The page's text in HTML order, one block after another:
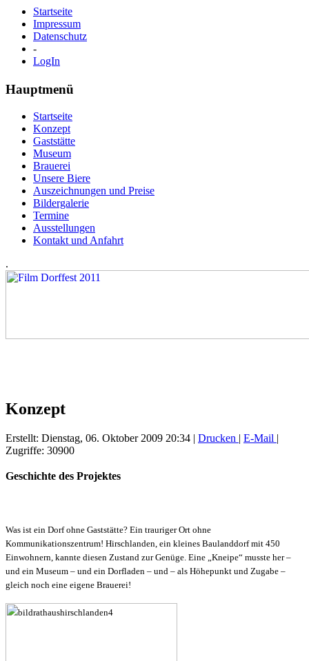
Startseite
Impressum
Datenschutz
-
LogIn
Hauptmenü
Startseite
Konzept
Gaststätte
Museum
Brauerei
Unsere Biere
Auszeichnungen und Preise
Bildergalerie
Termine
Ausstellungen
Kontakt und Anfahrt
.
Konzept
Erstellt: Dienstag, 06. Oktober 2009 20:34 | Drucken | E-Mail |
Zugriffe: 30900
Geschichte des Projektes
Was ist ein Dorf ohne Gaststätte? Ein trauriger Ort ohne
Kommunikationszentrum! Hirschlanden, ein kleines Baulanddorf mit 450
Einwohnern, kannte diesen Zustand zur Genüge. Eine „Kneipe“ musste her –
und ein Museum – und ein Dorfladen – und – als Höhepunkt und Zugabe –
gleich noch eine eigene Brauerei!